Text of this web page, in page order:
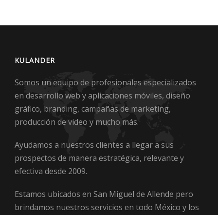
KULANDER
Somos un equipo de profesionales especializados
en desarrollo web y aplicaciones móviles, diseño
gráfico, branding, campañas de marketing,
producción de video y mucho más.
Ayudamos a nuestros clientes a llegar a sus
prospectos de manera estratégica, relevante y
efectiva desde 2009.
Estamos ubicados en San Miguel de Allende pero
brindamos nuestros servicios en todo México y los